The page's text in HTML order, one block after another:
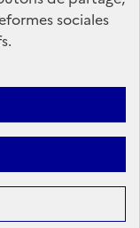
sociales
Politique
sont sous